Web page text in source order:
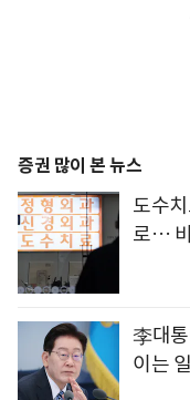
증권 많이 본 뉴스
도수
로…
李대
이는